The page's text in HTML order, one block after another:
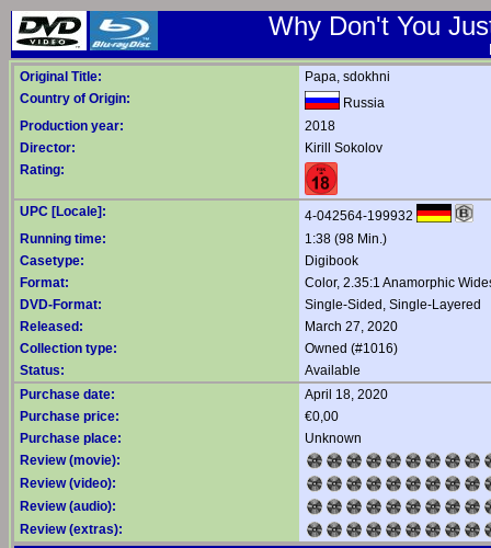
Why Don't You
Original Title:
Papa, sdokhni
Country of Origin:
Russia
Production year:
2018
Director:
Kirill Sokolov
Rating:
UPC [Locale]:
4-042564-199932
Running time:
1:38 (98 Min.)
Casetype:
Digibook
Format:
Color, 2.35:1 Anamorphic
DVD-Format:
Single-Sided, Single-Layered
Released:
March 27, 2020
Collection type:
Owned (#1016)
Status:
Available
Purchase date:
April 18, 2020
Purchase price:
€0,00
Purchase place:
Unknown
Review (movie):
Review (video):
Review (audio):
Review (extras):